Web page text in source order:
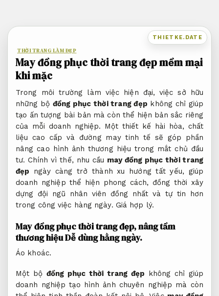
THIETKE.DATE
THỜI TRANG LÀM ĐẸP
May đồng phục thời trang đẹp mềm mại
khi mặc
Trong môi trường làm việc hiện đại, việc sở hữu
những bộđồng phục thời trang đẹp không chỉ giúp
tạo ấn tượng bài bản mà còn thể hiện bản sắc riêng
của mỗi doanh nghiệp. Một thiết kế hài hòa, chất
liệu cao cấp và đường may tinh tế sẽ góp phần
nâng cao hình ảnh thương hiệu trong mắt chủ đầu
tư. Chính vì thế, nhu cầu may đồng phục thời trang
đẹp ngày càng trở thành xu hướng tất yếu, giúp
doanh nghiệp thể hiện phong cách, đồng thời xây
dựng đội ngũ nhân viên đồng nhất và tự tin hơn
trong công việc hàng ngày. Giá hợp lý.
May đồng phục thời trang đẹp, nâng tầm
thương hiệuDễ dùng hằng ngày.
Áo khoác.
Một bộ đồng phục thời trang đẹp không chỉ giúp
doanh nghiệp tạo hình ảnh chuyên nghiệp mà còn